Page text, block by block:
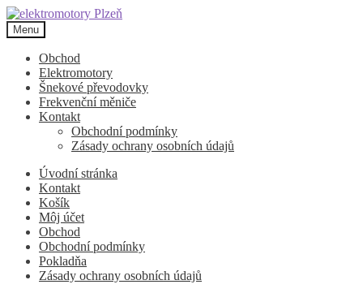
Přeskočit
na
navigaci
Přejít
k
obsahu
webu
Menu
Obchod
Elektromotory
Šnekové převodovky
Frekvenční měniče
Kontakt
Obchodní podmínky
Zásady ochrany osobních údajů
Úvodní stránka
Kontakt
Košík
Môj účet
Obchod
Obchodní podmínky
Pokladňa
Zásady ochrany osobních údajů